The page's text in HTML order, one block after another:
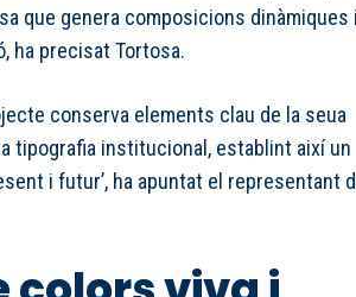
que genera composicions dinàmiques
ha precisat Tortosa.
conserva elements clau de la seua
tipografia institucional, establint així un
i futur’, ha apuntat el representant